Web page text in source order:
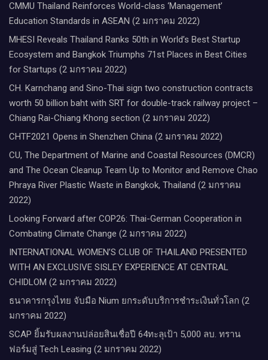
CMMU Thailand Reinforces World-class ‘Management’
Education Standards in ASEAN (2 มกราคม 2022)
MHESI Reveals Thailand Ranks 50th in World’s Best Startup
Ecosystem and Bangkok Triumphs 71st Places in Best Cities
for Startups (2 มกราคม 2022)
CH. Karnchang and Sino-Thai sign two construction contracts
worth 50 billion baht with SRT for double-track railway project –
Chiang Rai-Chiang Khong section (2 มกราคม 2022)
CHTF2021 Opens in Shenzhen China (2 มกราคม 2022)
CU, The Department of Marine and Coastal Resources (DMCR)
and The Ocean Cleanup Team Up to Monitor and Remove Chao
Phraya River Plastic Waste in Bangkok, Thailand (2 มกราคม
2022)
Looking Forward after COP26: Thai-German Cooperation in
Combating Climate Change (2 มกราคม 2022)
INTERNATIONAL WOMEN’S CLUB OF THAILAND PRESENTED
WITH AN EXCLUSIVE SISLEY EXPERIENCE AT CENTRAL
CHIDLOM (2 มกราคม 2022)
ธนาคารกรุงไทย จับมือ Nium ยกระดับบริการชำระเงินทั่วโลก (2
มกราคม 2022)
SCAP ยิ้มรับผลงานปล่อยสินเชื่อปี 64ทะลุเป้า 5,000 ลบ. ทราน
ฟอร์มสู่ Tech Leasing (2 มกราคม 2022)